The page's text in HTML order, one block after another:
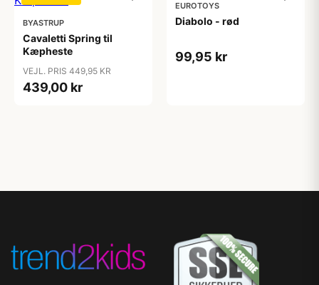
BYASTRUP
Cavaletti Spring til
Kæpheste
VEJL. PRIS 449,95 KR
439,00 kr
EUROTOYS
Diabolo - rød
99,95 kr